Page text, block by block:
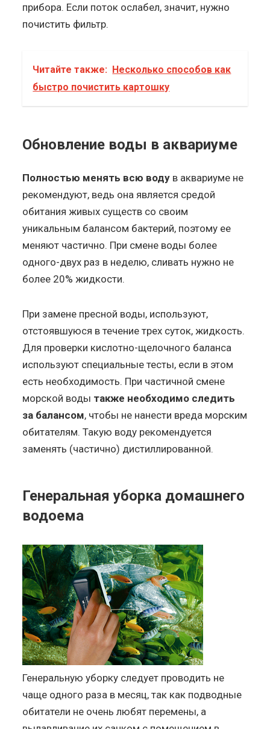
прибора. Если поток ослабел, значит, нужно
почистить фильтр.
Читайте также: Несколько способов как
быстро почистить картошку
Обновление воды в аквариуме
Полностью менять всю воду в аквариуме не
рекомендуют, ведь она является средой
обитания живых существ со своим
уникальным балансом бактерий, поэтому ее
меняют частично. При смене воды более
одного-двух раз в неделю, сливать нужно не
более 20% жидкости.
При замене пресной воды, используют,
отстоявшуюся в течение трех суток, жидкость.
Для проверки кислотно-щелочного баланса
используют специальные тесты, если в этом
есть необходимость. При частичной смене
морской воды также необходимо следить
за балансом, чтобы не нанести вреда морским
обитателям. Такую воду рекомендуется
заменять (частично) дистиллированной.
Генеральная уборка домашнего
водоема
Генеральную уборку следует проводить не
чаще одного раза в месяц, так как подводные
обитатели не очень любят перемены, а